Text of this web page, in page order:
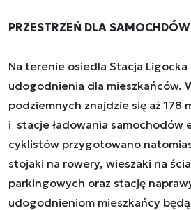
PRZESTRZEŃ DLA
Na terenie osiedla Stacja
udogodnienia dla mieszkańców.
podziemnych znajdzie się aż 178
i stacje ładowania samochodów
cyklistów przygotowano
stojaki na rowery, wieszaki na
parkingowych oraz stację
udogodnieniom mieszkańcy